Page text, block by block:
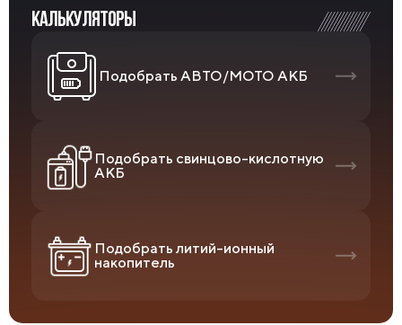
КАЛЬКУЛЯТОРЫ
Подобрать АВТО/МОТО АКБ
Подобрать свинцово-кислотную
АКБ
Подобрать литий-ионный
накопитель